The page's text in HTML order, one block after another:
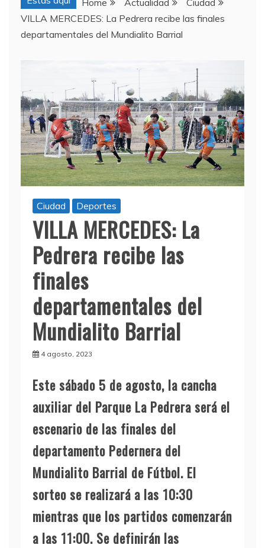
Home Actualidad
Ciudad
VILLA MERCEDES: La Pedrera recibe las finales
departamentales del Mundialito Barrial
Ciudad Deportes
VILLA MERCEDES: La
Pedrera recibe las
finales
departamentales del
Mundialito Barrial
4 agosto, 2023
Este sábado 5 de agosto, la cancha
auxiliar del Parque La Pedrera será el
escenario de las finales del
departamento Pedernera del
Mundialito Barrial de Fútbol. El
sorteo se realizará a las 10:30
mientras que los partidos comenzarán
a las 11:00. Se definirán las